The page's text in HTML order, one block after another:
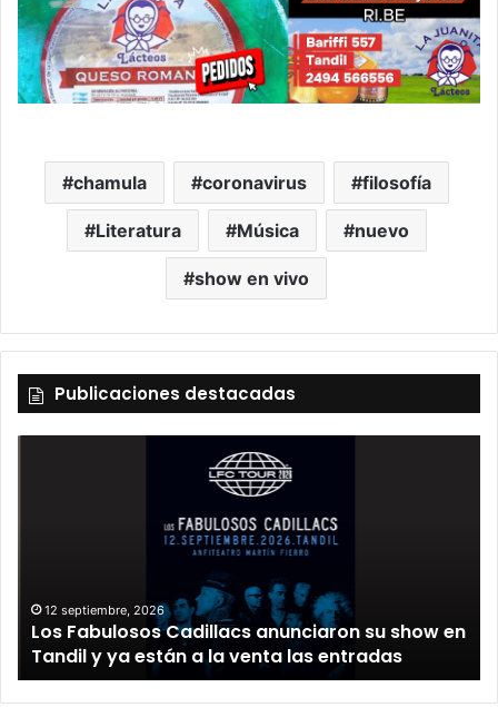
chamula coronavirus filosofía
Literatura Música nuevo
show en vivo
Publicaciones destacadas
12 septiembre, 2026
Los Fabulosos Cadillacs anunciaron su show en
Tandil y ya están a la venta las entradas